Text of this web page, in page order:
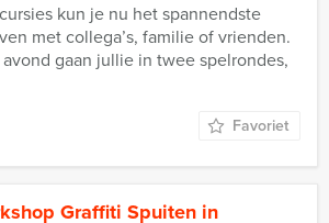
kun je nu het spannendste
met collega’s, familie of vrienden.
gaan jullie in twee spelrondes,
Favoriet
Graffiti Spuiten in